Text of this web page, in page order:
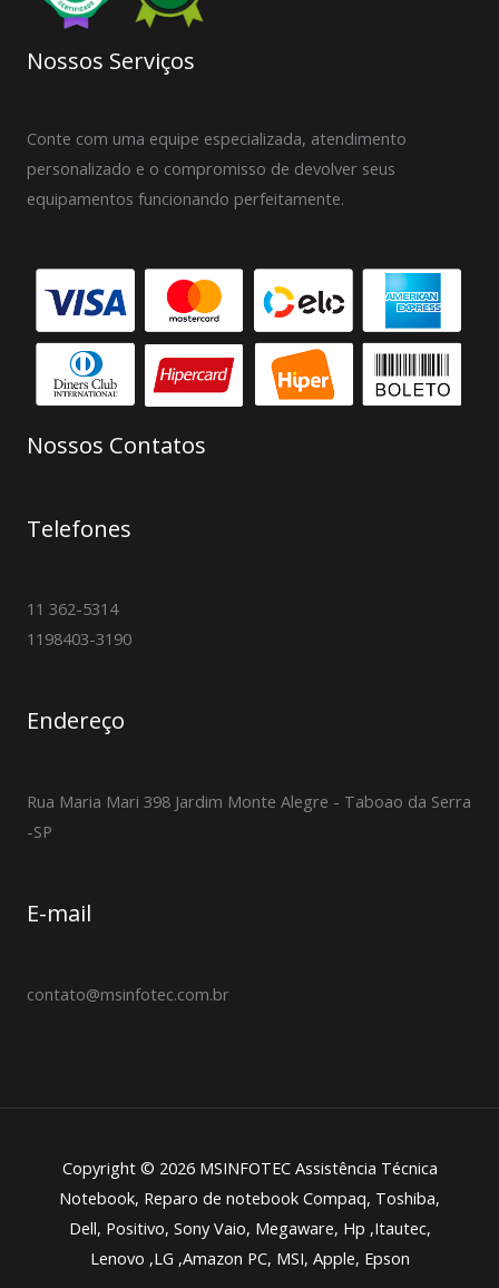
Nossos Serviços
Conte com uma equipe especializada, atendimento
personalizado e o compromisso de devolver seus
equipamentos funcionando perfeitamente.
Nossos Contatos
Telefones
11 362-5314
1198403-3190
Endereço
Rua Maria Mari 398 Jardim Monte Alegre - Taboao da Serra
-SP
E-mail
contato@msinfotec.com.br
Copyright © 2026 MSINFOTEC Assistência Técnica
Notebook, Reparo de notebook Compaq, Toshiba,
Dell, Positivo, Sony Vaio, Megaware, Hp ,Itautec,
Lenovo ,LG ,Amazon PC, MSI, Apple, Epson